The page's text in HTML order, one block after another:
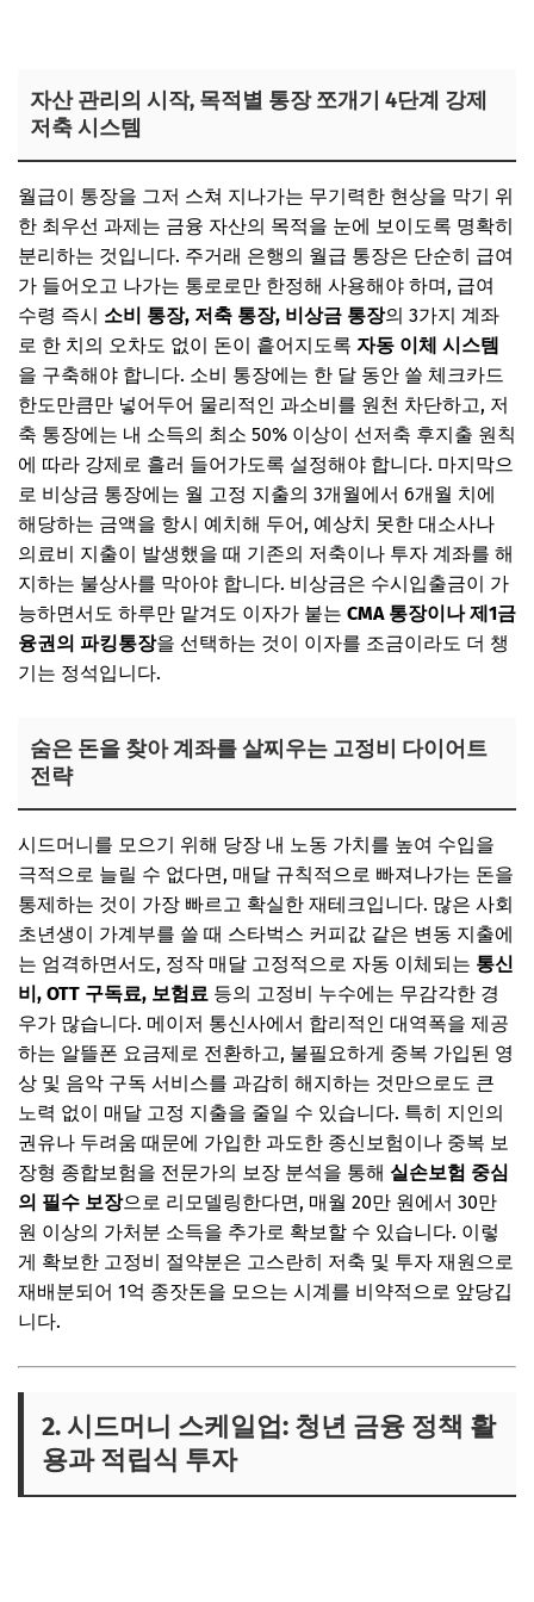
자산 관리의 시작, 목적별 통장 쪼개기 4단계 강제
저축 시스템
월급이 통장을 그저 스쳐 지나가는 무기력한 현상을 막기 위
한 최우선 과제는 금융 자산의 목적을 눈에 보이도록 명확히
분리하는 것입니다. 주거래 은행의 월급 통장은 단순히 급여
가 들어오고 나가는 통로로만 한정해 사용해야 하며, 급여
수령 즉시 소비 통장, 저축 통장, 비상금 통장의 3가지 계좌
로 한 치의 오차도 없이 돈이 흩어지도록 자동 이체 시스템
을 구축해야 합니다. 소비 통장에는 한 달 동안 쓸 체크카드
한도만큼만 넣어두어 물리적인 과소비를 원천 차단하고, 저
축 통장에는 내 소득의 최소 50% 이상이 선저축 후지출 원칙
에 따라 강제로 흘러 들어가도록 설정해야 합니다. 마지막으
로 비상금 통장에는 월 고정 지출의 3개월에서 6개월 치에
해당하는 금액을 항시 예치해 두어, 예상치 못한 대소사나
의료비 지출이 발생했을 때 기존의 저축이나 투자 계좌를 해
지하는 불상사를 막아야 합니다. 비상금은 수시입출금이 가
능하면서도 하루만 맡겨도 이자가 붙는 CMA 통장이나 제1금
융권의 파킹통장을 선택하는 것이 이자를 조금이라도 더 챙
기는 정석입니다.
숨은 돈을 찾아 계좌를 살찌우는 고정비 다이어트
전략
시드머니를 모으기 위해 당장 내 노동 가치를 높여 수입을
극적으로 늘릴 수 없다면, 매달 규칙적으로 빠져나가는 돈을
통제하는 것이 가장 빠르고 확실한 재테크입니다. 많은 사회
초년생이 가계부를 쓸 때 스타벅스 커피값 같은 변동 지출에
는 엄격하면서도, 정작 매달 고정적으로 자동 이체되는 통신
비, OTT 구독료, 보험료 등의 고정비 누수에는 무감각한 경
우가 많습니다. 메이저 통신사에서 합리적인 대역폭을 제공
하는 알뜰폰 요금제로 전환하고, 불필요하게 중복 가입된 영
상 및 음악 구독 서비스를 과감히 해지하는 것만으로도 큰
노력 없이 매달 고정 지출을 줄일 수 있습니다. 특히 지인의
권유나 두려움 때문에 가입한 과도한 종신보험이나 중복 보
장형 종합보험을 전문가의 보장 분석을 통해 실손보험 중심
의 필수 보장으로 리모델링한다면, 매월 20만 원에서 30만
원 이상의 가처분 소득을 추가로 확보할 수 있습니다. 이렇
게 확보한 고정비 절약분은 고스란히 저축 및 투자 재원으로
재배분되어 1억 종잣돈을 모으는 시계를 비약적으로 앞당깁
니다.
2. 시드머니 스케일업: 청년 금융 정책 활
용과 적립식 투자